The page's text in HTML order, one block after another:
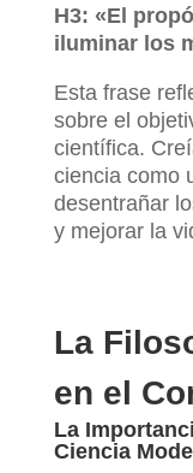
H3: «El
iluminar los
Esta frase
sobre el
científica.
ciencia como
desentrañar
y mejorar la
La
en el
La
Ciencia